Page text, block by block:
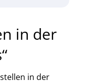
in der
in der